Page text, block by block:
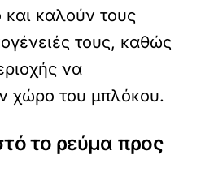
καλούν τους
τους, καθώς
να
χώρο του μπλόκου.
το ρεύμα προς